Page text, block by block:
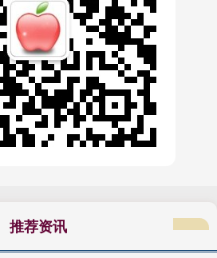
推荐资讯